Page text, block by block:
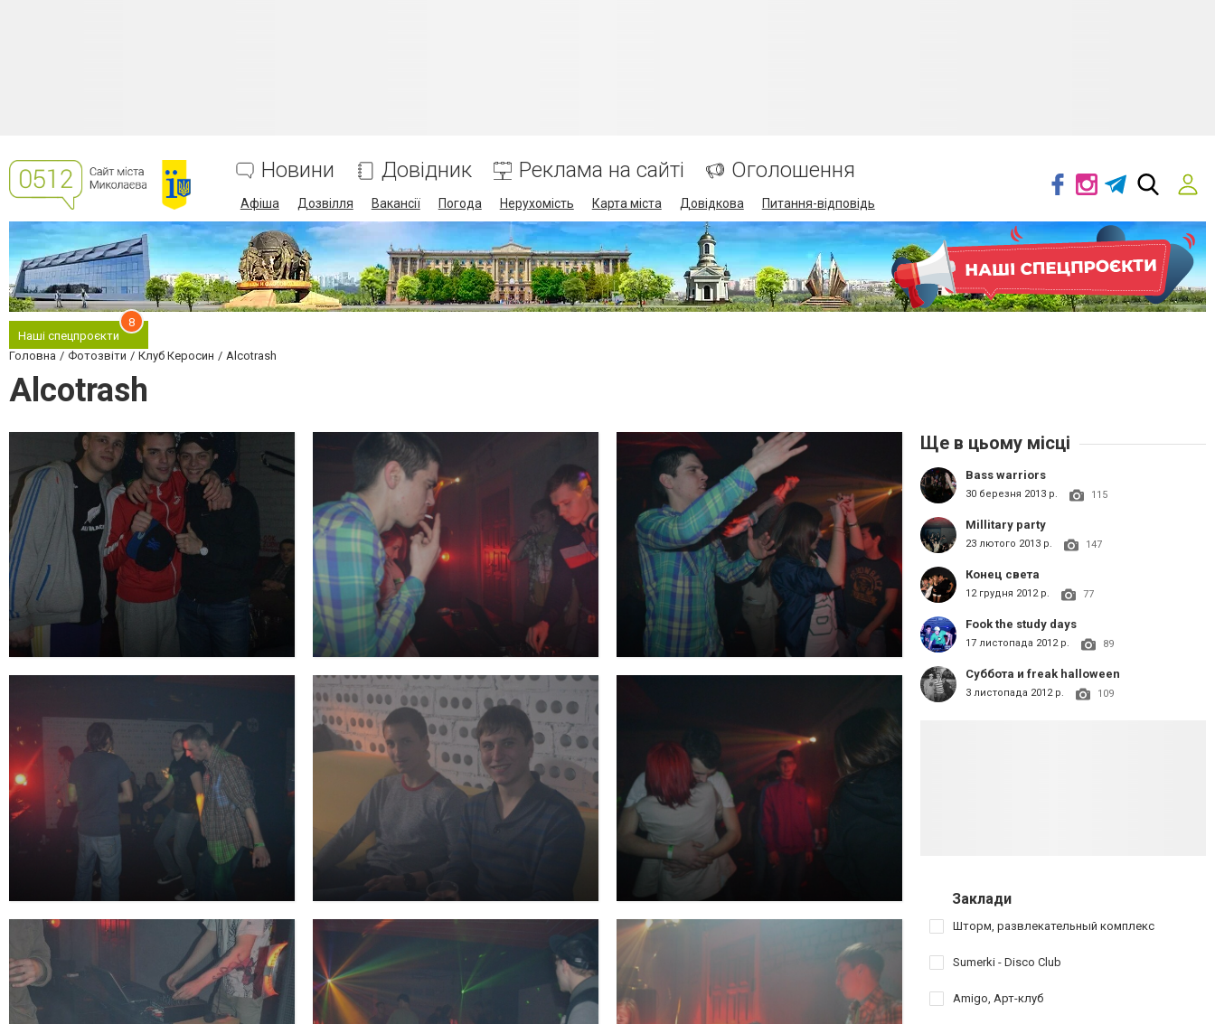
Новини Довідник Реклама на сайті Оголошення
Афіша Дозвілля Вакансії Погода Нерухомість Карта міста Довідкова Питання-відповідь
Наші спецпроєкти
8
Головна Фотозвіти Клуб Керосин Alcotrash
Alcotrash
Ще в цьому місці
Bass warriors
30 березня 2013 р. 115
Millitary party
23 лютого 2013 р. 147
Конец света
12 грудня 2012 р. 77
Fook the study days
17 листопада 2012 р. 89
Суббота и freak halloween
3 листопада 2012 р. 109
Заклади
Шторм, развлекательный комплекс
Sumerki - Disco Club
Amigo, Арт-клуб